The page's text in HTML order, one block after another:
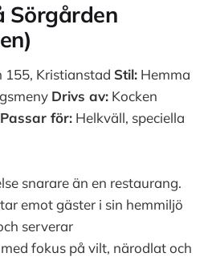
Sörgården
155, Kristianstad Stil: Hemma
Drivs av: Kocken
Passar för: Helkväll, speciella
snarare än en restaurang.
emot gäster i sin hemmiljö
serverar
fokus på vilt, närodlat och